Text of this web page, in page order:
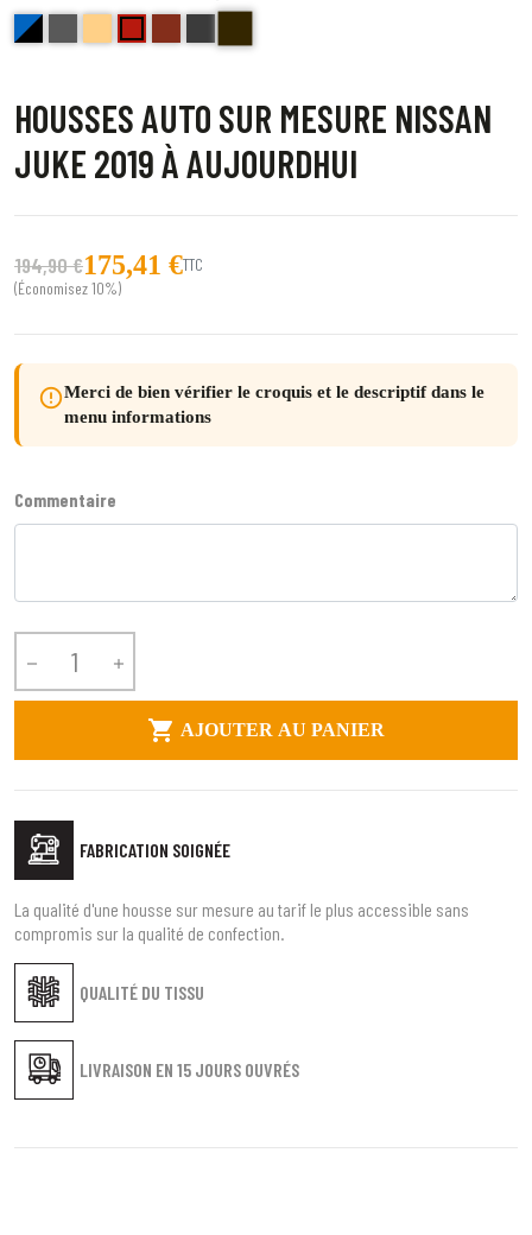
bleu et noir Delta
anthracite golf
beige bravoRouge ( bord noir) Echo
HOUSSES AUTO SUR MESURE NISSAN
JUKE 2019 À AUJOURDHUI
194,90 €175,41 €TTC
(Économisez 10%)
error_outlineMerci de bien vérifier le croquis et le descriptif dans le
menu informations
Commentaire
 
 AJOUTER AU PANIER
FABRICATION SOIGNÉE
QUALITÉ DU TISSU
LIVRAISON EN 15 JOURS OUVRÉS
La qualité d'une housse sur mesure au tarif le plus accessible sans
compromis sur la qualité de confection.